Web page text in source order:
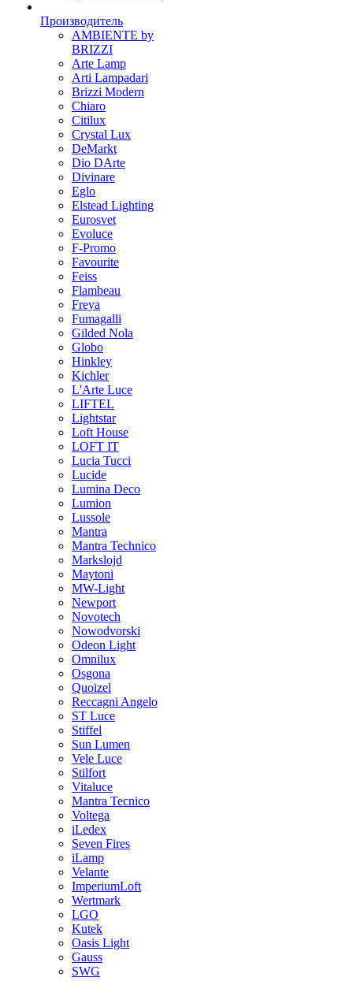
Производитель
AMBIENTE by
BRIZZI
Arte Lamp
Arti Lampadari
Brizzi Modern
Chiaro
Citilux
Crystal Lux
DeMarkt
Dio DArte
Divinare
Eglo
Elstead Lighting
Eurosvet
Evoluce
F-Promo
Favourite
Feiss
Flambeau
Freya
Fumagalli
Gilded Nola
Globo
Hinkley
Kichler
L'Arte Luce
LIFTEL
Lightstar
Loft House
LOFT IT
Lucia Tucci
Lucide
Lumina Deco
Lumion
Lussole
Mantra
Mantra Technico
Markslojd
Maytoni
MW-Light
Newport
Novotech
Nowodvorski
Odeon Light
Omnilux
Osgona
Quoizel
Reccagni Angelo
ST Luce
Stiffel
Sun Lumen
Vele Luce
Stilfort
Vitaluce
Mantra Tecnico
Voltega
iLedex
Seven Fires
iLamp
Velante
ImperiumLoft
Wertmark
LGO
Kutek
Oasis Light
Gauss
SWG